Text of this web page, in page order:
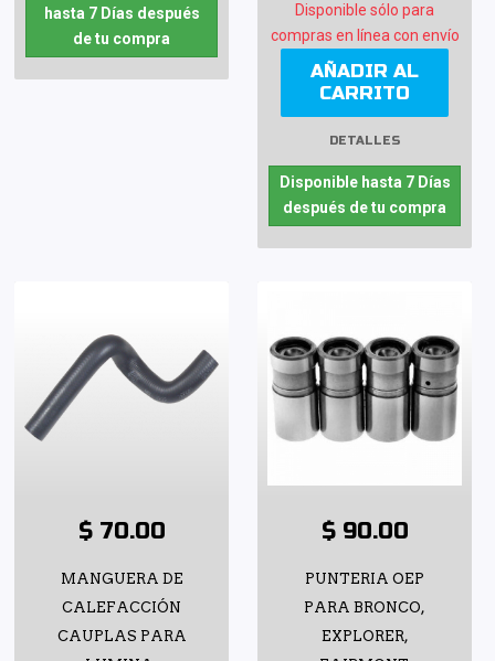
hasta 7 Días después
de tu compra
Disponible sólo para
compras en línea con envío
AÑADIR AL
CARRITO
DETALLES
Disponible hasta 7 Días
después de tu compra
$ 70.00
MANGUERA DE
CALEFACCIÓN
CAUPLAS PARA
$ 90.00
PUNTERIA OEP
PARA BRONCO,
EXPLORER,